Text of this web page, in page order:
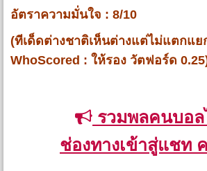
อัตราความมั่นใจ : 8/10
(ทีเด็ดต่างชาติเห็นต่างแต่ไม่แตกแย
WhoScored : ให้รอง วัตฟอร์ด
รวมพลคนบอล
ช่องทางเข้าสู่แชท